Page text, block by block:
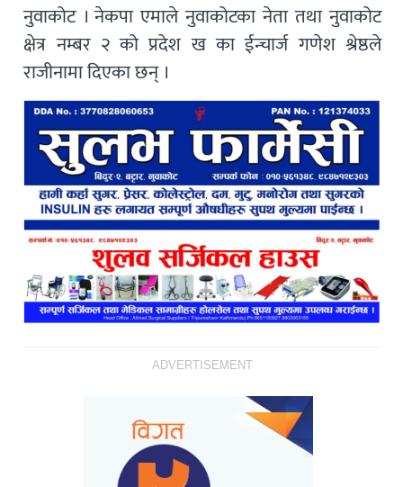
नुवाकोट । नेकपा एमाले नुवाकोटका नेता तथा नुवाकोट
क्षेत्र नम्बर २ को प्रदेश ख का ईन्चार्ज गणेश श्रेष्ठले
राजीनामा दिएका छन् ।
ADVERTISEMENT